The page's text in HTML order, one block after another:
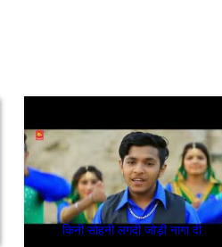
किनी सोहनी लगदी जोड़ी नागा दी